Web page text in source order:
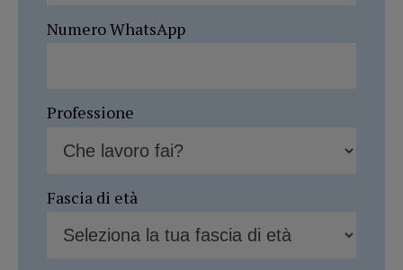
Numero WhatsApp
Professione
Fascia di età